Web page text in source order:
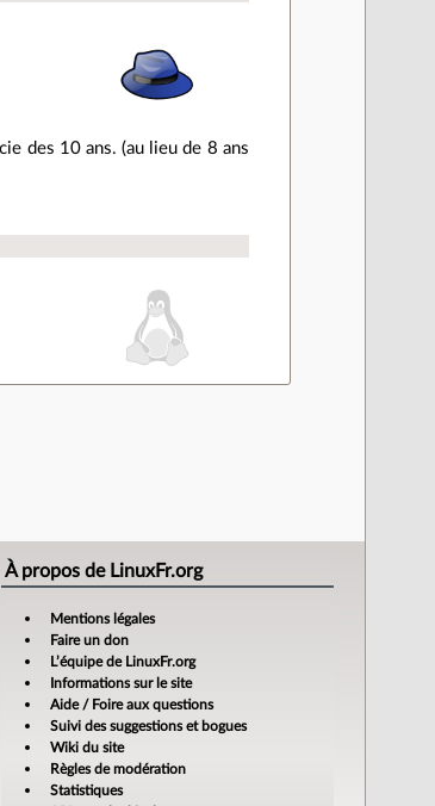
des 10 ans. (au lieu de 8 ans
À propos de LinuxFr.org
Mentions légales
Faire un don
L’équipe de LinuxFr.org
Informations sur le site
Aide / Foire aux questions
Suivi des suggestions et bogues
Wiki du site
Règles de modération
Statistiques